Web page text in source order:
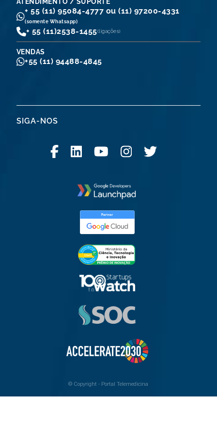
+ 55 (11) 95084-4777 ou (11) 97200-4331
(somente Whatsapp)
+ 55 (11)2538-1455(ligações)
VENDAS
+55 (11) 94488-4845
SIGA-NOS
© Copyright - Portal Telemedicina